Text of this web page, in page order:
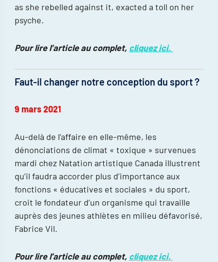
as she rebelled against it, exacted a toll on her
psyche.
Pour lire l’article au complet, cliquez ici.
Faut-il changer notre conception du sport ?
9 mars 2021
Au-delà de l’affaire en elle-même, les
dénonciations de climat « toxique » survenues
mardi chez Natation artistique Canada illustrent
qu’il faudra accorder plus d’importance aux
fonctions « éducatives et sociales » du sport,
croit le fondateur d’un organisme qui travaille
auprès des jeunes athlètes en milieu défavorisé,
Fabrice Vil.
Pour lire l’article au complet, cliquez ici.